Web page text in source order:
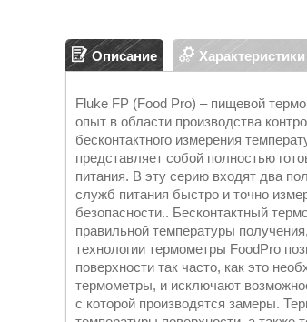
Описание Характеристики
Fluke FP (Food Pro) – пищевой
опыт в области производства
бесконтактного измерения
представляет собой полностью
питания. В эту серию входят два
служб питания быстро и точно
безопасности.. Бесконтактный
правильной температуры
технологии термометры FoodPro
поверхности так часто, как это
термометры, и исключают
с которой производятся замеры.